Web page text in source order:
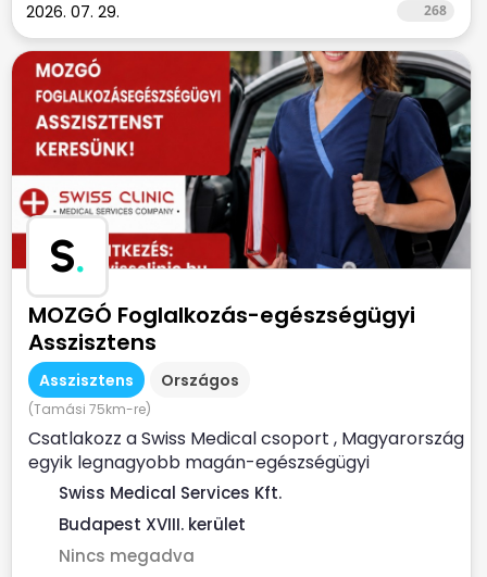
2026. 07. 29. 268
S.
MOZGÓ Foglalkozás-egészségügyi
Asszisztens
Asszisztens Országos
(Tamási 75km-re)
Csatlakozz a Swiss Medical csoport , Magyarország
egyik legnagyobb magán-egészségügyi
szolgáltatójához ...
Swiss Medical Services Kft.
Budapest XVIII. kerület
Nincs megadva